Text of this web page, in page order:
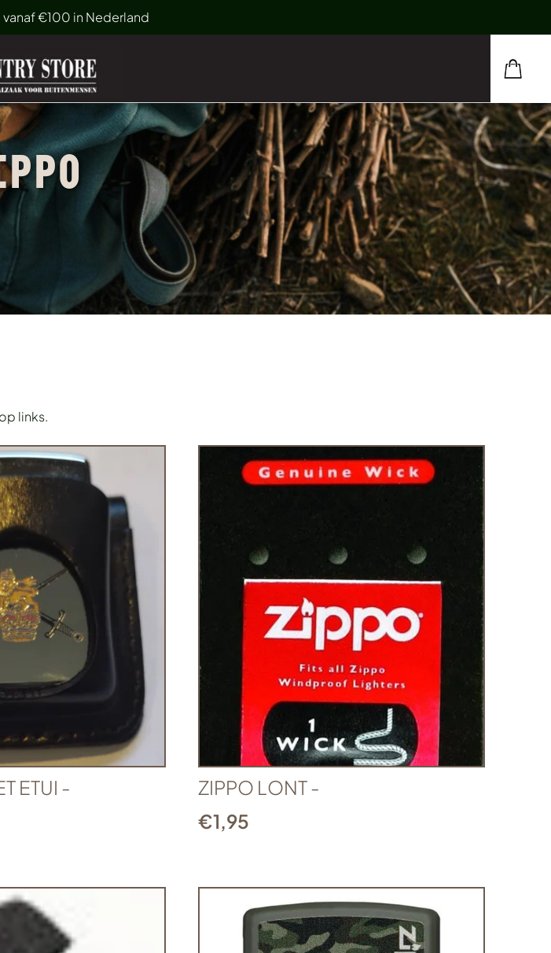
€100 in Nederland
links.
ETUI -
ZIPPO LONT -
€1,95